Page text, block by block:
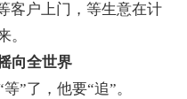
客户上门，等生意在计
。
向全世界
了，他要“追”。